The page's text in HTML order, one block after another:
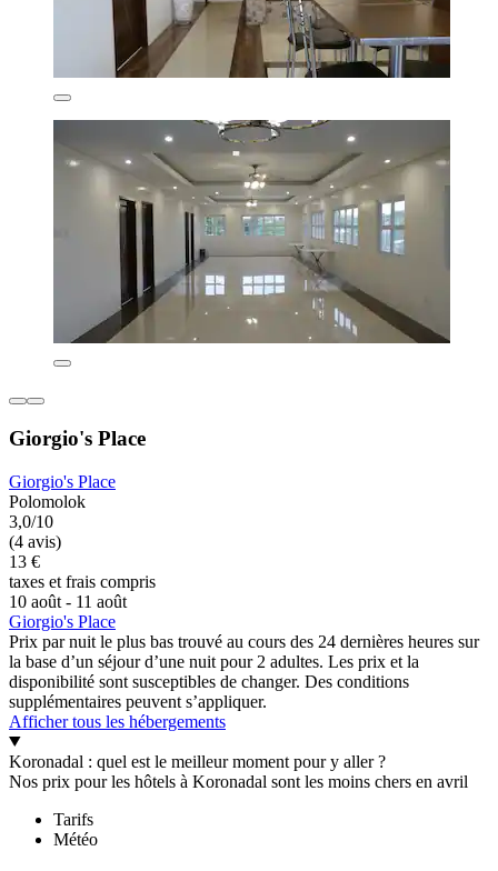
Giorgio's Place
Giorgio's Place
Polomolok
3,0/10
(4 avis)
13 €
taxes et frais compris
10 août - 11 août
Giorgio's Place
Prix par nuit le plus bas trouvé au cours des 24 dernières heures sur
la base d’un séjour d’une nuit pour 2 adultes. Les prix et la
disponibilité sont susceptibles de changer. Des conditions
supplémentaires peuvent s’appliquer.
Afficher tous les hébergements
Koronadal : quel est le meilleur moment pour y aller ?
Nos prix pour les hôtels à Koronadal sont les moins chers en avril
Tarifs
Météo